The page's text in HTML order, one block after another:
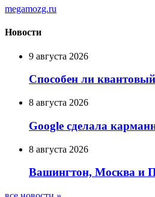
megamozg.ru
Новости
9 августа 2026
Способен ли
8 августа 2026
Google сделала
8 августа 2026
Вашингтон, Москва и